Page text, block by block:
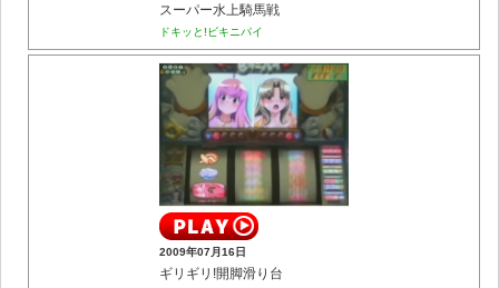
スーパー水上騎馬戦
ドキッと!ビキニパイ
2009年07月16日
ギリギリ!開脚滑り台